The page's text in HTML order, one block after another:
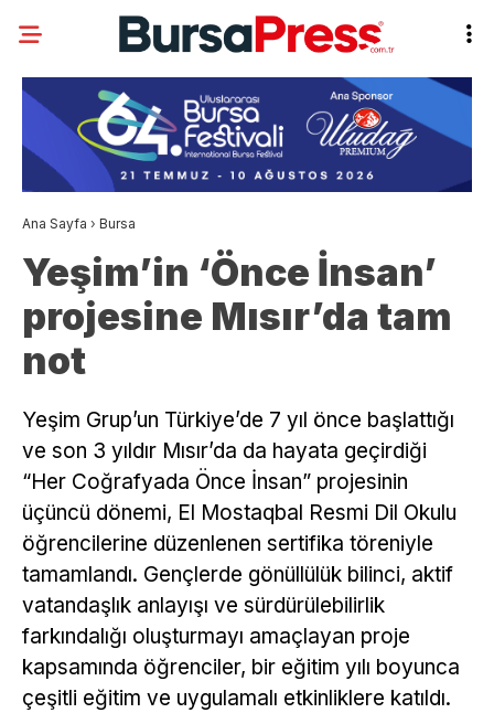
Ana Sayfa › Bursa
Yeşim’in ‘Önce İnsan’
projesine Mısır’da tam
not
Yeşim Grup’un Türkiye’de 7 yıl önce başlattığı
ve son 3 yıldır Mısır’da da hayata geçirdiği
“Her Coğrafyada Önce İnsan” projesinin
üçüncü dönemi, El Mostaqbal Resmi Dil Okulu
öğrencilerine düzenlenen sertifika töreniyle
tamamlandı. Gençlerde gönüllülük bilinci, aktif
vatandaşlık anlayışı ve sürdürülebilirlik
farkındalığı oluşturmayı amaçlayan proje
kapsamında öğrenciler, bir eğitim yılı boyunca
çeşitli eğitim ve uygulamalı etkinliklere katıldı.